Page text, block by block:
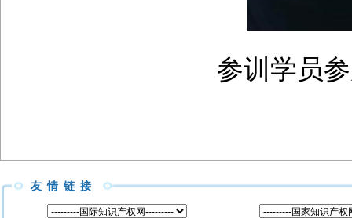
参训学员
友情链接